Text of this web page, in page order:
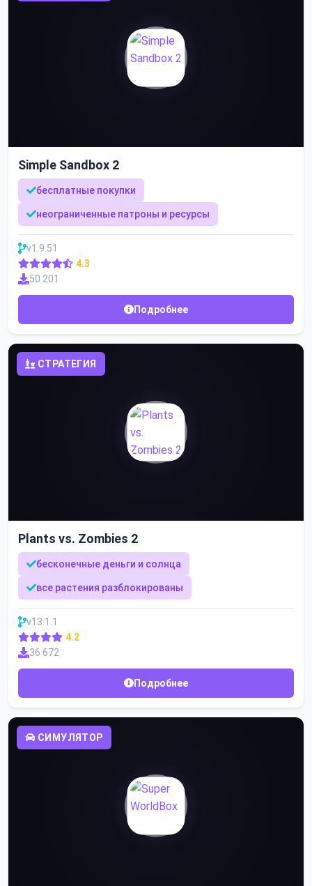
Simple Sandbox 2
бесплатные покупки
неограниченные патроны и ресурсы
v1.9.51
4.3
50 201
Подробнее
СТРАТЕГИЯ
Plants vs. Zombies 2
бесконечные деньги и солнца
все растения разблокированы
v13.1.1
4.2
36 672
Подробнее
СИМУЛЯТОР